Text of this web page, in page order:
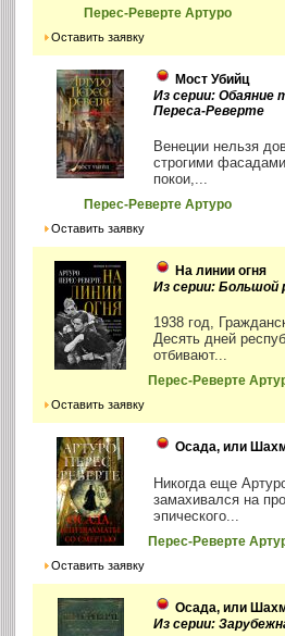
Перес-Реверте Артуро
Оставить заявку
Мост Убийц
Из серии: Обаяние
Переса-Реверте
Венеции нельзя
строгими
покои,...
Перес-Реверте Артуро
Оставить заявку
На линии огня
Из серии: Большой
1938 год,
Десять дней
отбивают...
Перес-Реверте
Оставить заявку
Осада, или
Никогда еще
замахивался на
эпического...
Перес-Реверте
Оставить заявку
Осада, или
Из серии: